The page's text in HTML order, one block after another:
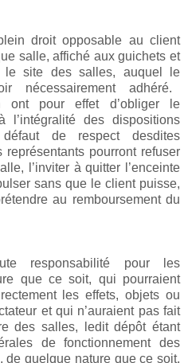
droit opposable au client
salle, affiché aux guichets et
le site des salles, auquel le
nécessairement adhéré.
ont pour effet d’obliger le
l’intégralité des dispositions
de respect desdites
pourront refuser
l’inviter à quitter l’enceinte
sans que le client puisse,
au remboursement du
responsabilité pour les
que ce soit, qui pourraient
les effets, objets ou
et qui n’auraient pas fait
des salles, ledit dépôt étant
de fonctionnement des
quelque nature que ce soit,